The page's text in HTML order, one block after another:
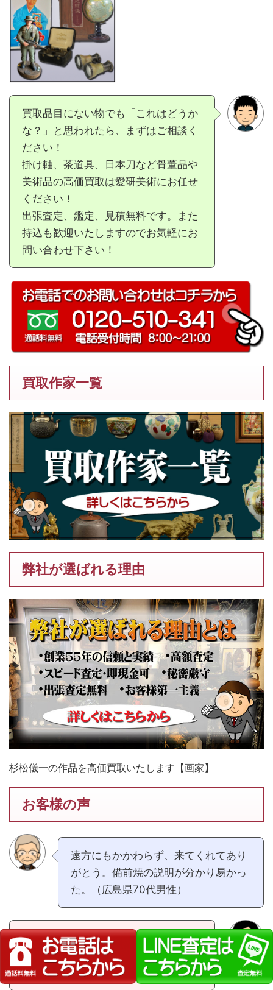
買取品目にない物でも「これはどうか
な？」と思われたら、まずはご相談く
ださい！
掛け軸、茶道具、日本刀など骨董品や
美術品の高価買取は愛研美術にお任せ
ください！
出張査定、鑑定、見積無料です。また
持込も歓迎いたしますのでお気軽にお
問い合わせ下さい！
買取作家一覧
弊社が選ばれる理由
杉松儀一の作品を高価買取いたします【画家】
お客様の声
遠方にもかかわらず、来てくれてあり
がとう。備前焼の説明が分かり易かっ
た。（広島県70代男性）
遠方まで来て頂き、売れない物も引き
取って頂き助かりました。（広島県30
代女性）